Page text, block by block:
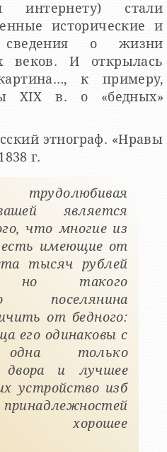
интернету) стали
сведения о жизни
веков. И открылась
к примеру,
XIX в. о «бедных»
этнограф. «Нравы
г.
трудолюбивая
является
что многие из
имеющие от
тысяч рублей
но такого
поселянина
от бедного:
его одинаковы с
одна только
двора и лучшее
устройство изб
хорошее